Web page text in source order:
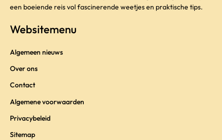
een boeiende reis vol fascinerende weetjes en praktische tips.
Websitemenu
Algemeen nieuws
Over ons
Contact
Algemene voorwaarden
Privacybeleid
Sitemap